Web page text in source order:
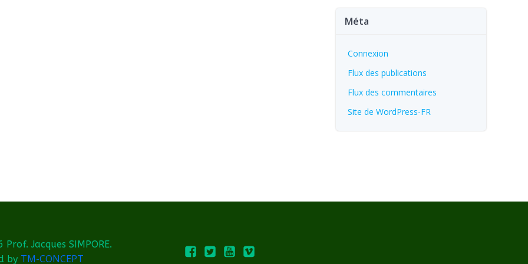
Méta
Connexion
Flux des publications
Flux des commentaires
Site de WordPress-FR
Jacques SIMPORE.
by TM-CONCEPT